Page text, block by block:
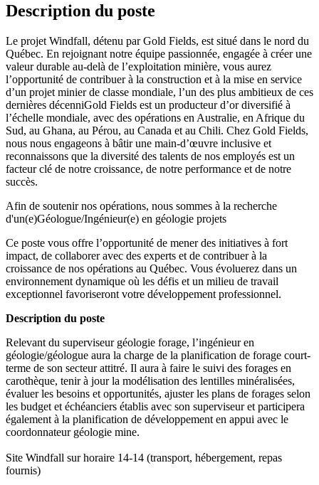
Description du poste
Le projet Windfall, détenu par Gold Fields, est situé dans le nord du
Québec. En rejoignant notre équipe passionnée, engagée à créer une
valeur durable au-delà de l’exploitation minière, vous aurez
l’opportunité de contribuer à la construction et à la mise en service
d’un projet minier de classe mondiale, l’un des plus ambitieux de ces
dernières décenniGold Fields est un producteur d’or diversifié à
l’échelle mondiale, avec des opérations en Australie, en Afrique du
Sud, au Ghana, au Pérou, au Canada et au Chili. Chez Gold Fields,
nous nous engageons à bâtir une main-d’œuvre inclusive et
reconnaissons que la diversité des talents de nos employés est un
facteur clé de notre croissance, de notre performance et de notre
succès.
Afin de soutenir nos opérations, nous sommes à la recherche
d'un(e)Géologue/Ingénieur(e) en géologie projets
Ce poste vous offre l’opportunité de mener des initiatives à fort
impact, de collaborer avec des experts et de contribuer à la
croissance de nos opérations au Québec. Vous évoluerez dans un
environnement dynamique où les défis et un milieu de travail
exceptionnel favoriseront votre développement professionnel.
Description du poste
Relevant du superviseur géologie forage, l’ingénieur en
géologie/géologue aura la charge de la planification de forage court-
terme de son secteur attitré. Il aura à faire le suivi des forages en
carothèque, tenir à jour la modélisation des lentilles minéralisées,
évaluer les besoins et opportunités, ajuster les plans de forages selon
les budget et échéanciers établis avec son superviseur et participera
également à la planification de développement en appui avec le
coordonnateur géologie mine.
Site Windfall sur horaire 14-14 (transport, hébergement, repas
fournis)